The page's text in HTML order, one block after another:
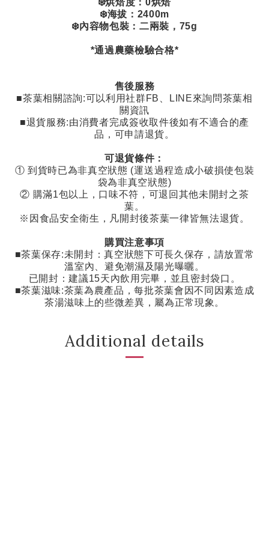
❄️烘焙度：0烘焙
❄️海拔：2400m
❄️內容物包裝：二兩裝，75g
*通過農藥檢驗合格*
售後服務
■茶葉相關諮詢:可以利用社群FB LINE來詢問茶葉相
關資訊
■退貨服務:由消費者完成簽收取件後如有不適合的產
品，可申請退貨。
可退貨條件：
① 到貨時已為非真空狀態 (運送過程造成小破損使包裝
袋為非真空狀態)
② 購滿1包以上，口味不符，可退回其他未開封之茶
葉。
※因食品安全衛生，凡開封後茶葉一律皆無法退貨。
購買注意事項
■茶葉保存:未開封：真空狀態下可長久保存，請放置常
溫室內、避免潮濕及陽光曝曬。
已開封：建議15天內飲用完畢，並且密封袋口。
■茶葉滋味:茶葉為農產品，每批茶葉會因不同因素造成
茶湯滋味上的些微差異，屬為正常現象。
Additional details